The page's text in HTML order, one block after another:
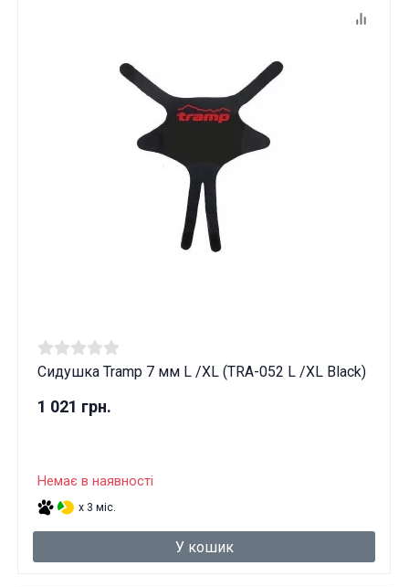
Сидушка Tramp 7 мм L /XL (TRA-052 L /XL Black)
1 021 грн.
Немає в наявності
x 3 міс.
У кошик